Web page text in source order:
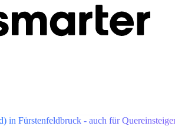
in Fürstenfeldbruck - auch für